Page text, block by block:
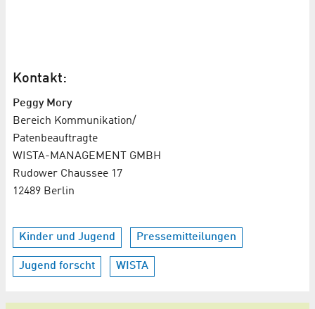
Kontakt:
Peggy Mory
Bereich Kommunikation/
Patenbeauftragte
WISTA-MANAGEMENT GMBH
Rudower Chaussee 17
12489 Berlin
Kinder und Jugend Pressemitteilungen
Jugend forscht WISTA